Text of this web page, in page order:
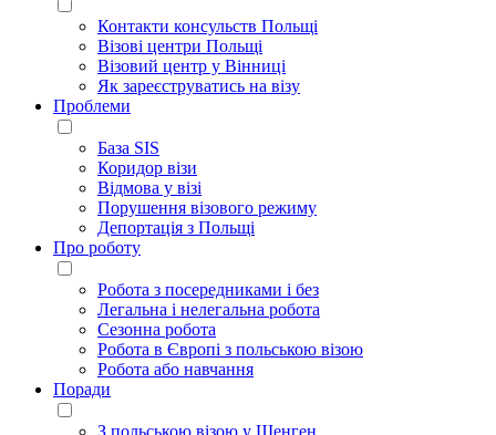
Контакти консульств Польщі
Візові центри Польщі
Візовий центр у Вінниці
Як зареєструватись на візу
Проблеми
База SIS
Коридор візи
Відмова у візі
Порушення візового режиму
Депортація з Польщі
Про роботу
Робота з посередниками і без
Легальна і нелегальна робота
Сезонна робота
Робота в Європі з польською візою
Робота або навчання
Поради
З польською візою у Шенген